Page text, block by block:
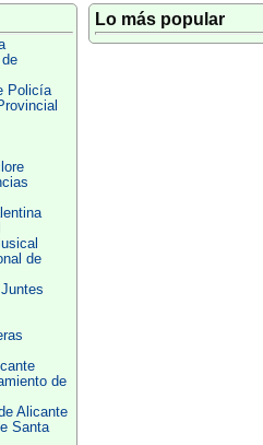
Policía
de
de
Alicante
Santa
Lo más popular